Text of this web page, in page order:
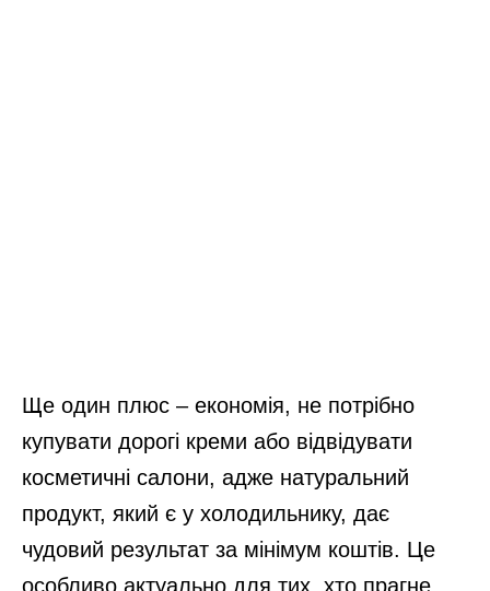
Ще один плюс – економія, не потрібно
купувати дорогі креми або відвідувати
косметичні салони, адже натуральний
продукт, який є у холодильнику, дає
чудовий результат за мінімум коштів. Це
особливо актуально для тих, хто прагне